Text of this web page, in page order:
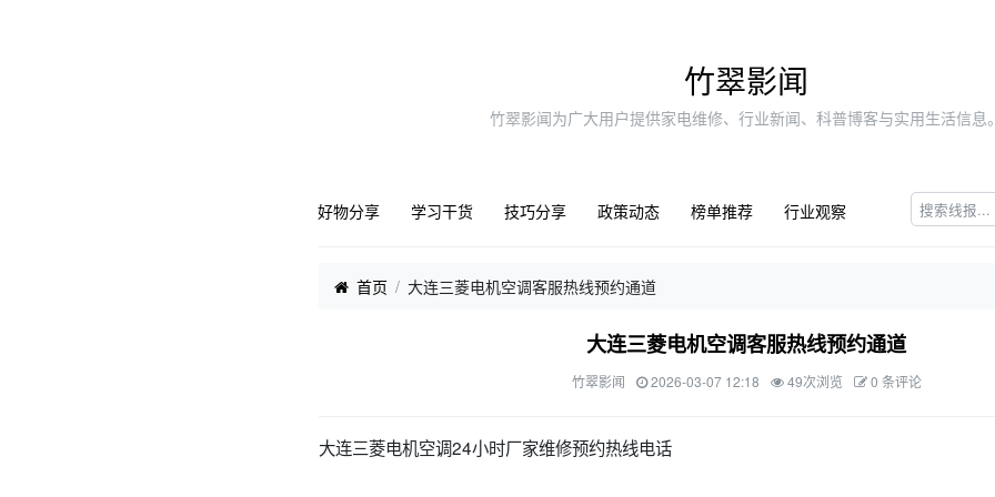
竹翠影闻
竹翠影闻为广大用户提供家电维修、行业新闻、科普博客与实用生活信息
好物分享 学习干货 技巧分享 政策动态 榜单推荐 行业观察
首页 大连三菱电机空调客服热线预约通道
大连三菱电机空调客服热线预约通道
竹翠影闻 2026-03-07 12:18 49次浏览 0 条评论
大连三菱电机空调24小时厂家维修预约热线电话